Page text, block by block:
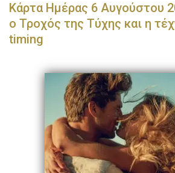
Κάρτα Ημέρας 6 Αυγούστου
ο Τροχός της Τύχης και η
timing